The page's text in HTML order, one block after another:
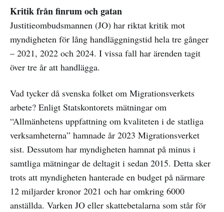
Kritik från finrum och gatan
Justitieombudsmannen (JO) har riktat kritik mot
myndigheten för lång handläggningstid hela tre gånger
– 2021, 2022 och 2024. I vissa fall har ärenden tagit
över tre år att handlägga.
Vad tycker då svenska folket om Migrationsverkets
arbete? Enligt Statskontorets mätningar om
“Allmänhetens uppfattning om kvaliteten i de statliga
verksamheterna” hamnade år 2023 Migrationsverket
sist. Dessutom har myndigheten hamnat på minus i
samtliga mätningar de deltagit i sedan 2015. Detta sker
trots att myndigheten hanterade en budget på närmare
12 miljarder kronor 2021 och har omkring 6000
anställda. Varken JO eller skattebetalarna som står för